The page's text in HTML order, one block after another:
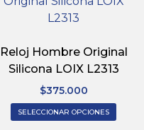
Reloj Hombre Original
Silicona LOIX L2313
$375.000
SELECCIONAR OPCIONES